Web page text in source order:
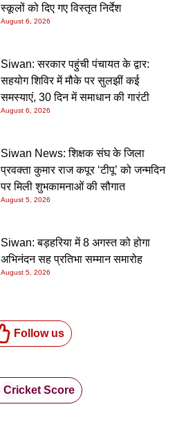
स्कूलों को दिए गए विस्तृत निर्देश
August 6, 2026
Siwan: सरकार पहुंची पंचायत के द्वार:
सहयोग शिविर में मौके पर सुलझीं कई
समस्याएं, 30 दिन में समाधान की गारंटी
August 6, 2026
Siwan News: शिक्षक संघ के जिला
प्रवक्ता कुमार राज कपूर ‘टीपू’ को जन्मदिन
पर मिली शुभकामनाओं की सौगात
August 5, 2026
Siwan: बड़हरिया में 8 अगस्त को होगा
अभिनंदन सह प्रतिभा सम्मान समारोह
August 5, 2026
Follow us
Cricket Score